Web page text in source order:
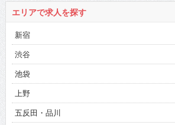
エリアで求人を探す
新宿
渋谷
池袋
上野
五反田・品川